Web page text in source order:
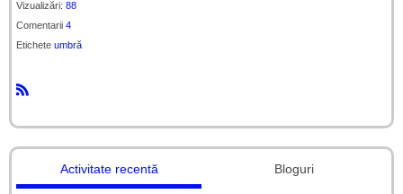
Vizualizări: 88
Comentarii 4
Etichete umbră
S
Activitate recentă Bloguri